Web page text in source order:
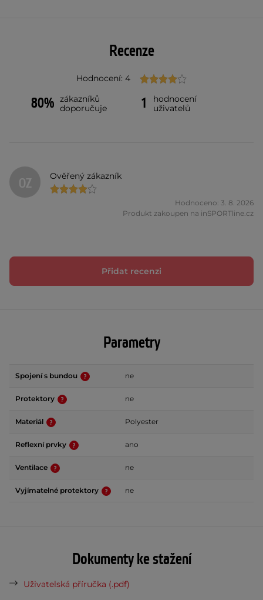
Recenze
Hodnocení: 4
80% zákazníků
doporučuje
1
hodnocení
uživatelů
OZ Ověřený zákazník
Hodnoceno: 3. 8. 2026
Produkt zakoupen na inSPORTline.cz
Přidat recenzi
Parametry
Spojení s bundou ne
Protektory ne
Materiál Polyester
Reflexní prvky ano
Ventilace ne
Vyjímatelné protektory ne
Dokumenty ke stažení
Uživatelská příručka (.pdf)